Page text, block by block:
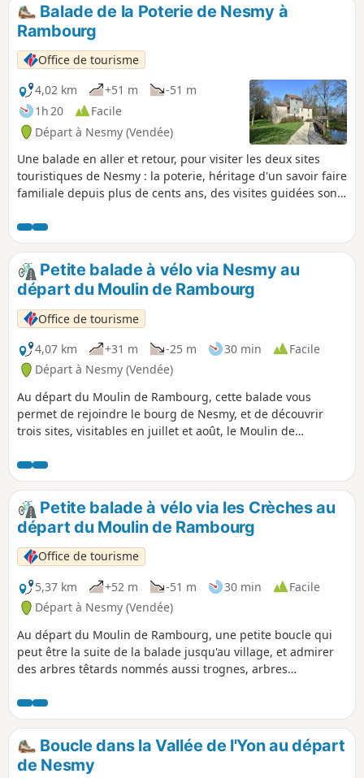
Balade de la Poterie de Nesmy à
Rambourg
Office de tourisme
4,02 km
+51 m
-51 m
1h 20
Facile
Départ à Nesmy (Vendée)
Une balade en aller et retour, pour visiter les deux sites
touristiques de Nesmy : la poterie, héritage d'un savoir faire
familiale depuis plus de cents ans, des visites guidées sont
Rambourg, le dernier moulin à eau encore intacte de la
Vallée de L'Yon, magnifique univers mécanique digne de
Jules Verne, le moulin se visite tous les étés et lors
d'événements. Il est aussi possible de visiter les jardins du
château de Nesmy l'été. Pour les visites, voir les
informations pratiques : OT la Roche-sur-Yon
Petite balade à vélo via Nesmy au
départ du Moulin de Rambourg
Office de tourisme
4,07 km
+31 m -25 m 30 min
Facile
Départ à Nesmy (Vendée)
Au départ du Moulin de Rambourg, cette balade vous
permet de rejoindre le bourg de Nesmy, et de découvrir
trois sites, visitables en juillet et août, le Moulin de
Nesmy.
Petite balade à vélo via les Crèches au
départ du Moulin de Rambourg
Office de tourisme
5,37 km
+52 m -51 m 30 min
Facile
Départ à Nesmy (Vendée)
Au départ du Moulin de Rambourg, une petite boucle qui
peut être la suite de la balade jusqu'au village, et admirer
des arbres têtards nommés aussi trognes, arbres
Boucle dans la Vallée de l'Yon au départ
de Nesmy